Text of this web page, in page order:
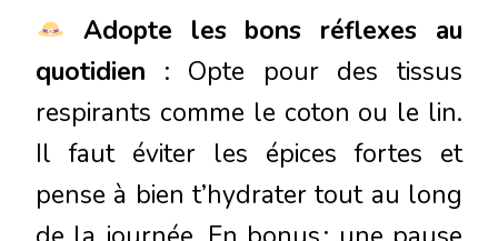
Adopte les bons réflexes au
quotidien : Opte pour des tissus
respirants comme le coton ou le lin.
Il faut éviter les épices fortes et
pense à bien t’hydrater tout au long